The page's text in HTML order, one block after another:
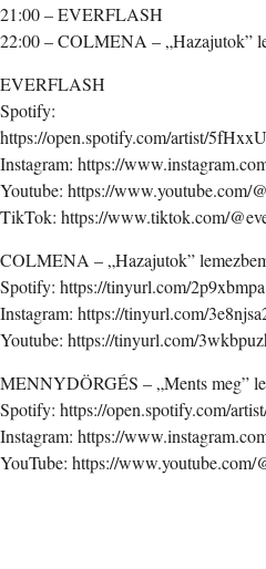
21:00 – EVERFLASH
22:00 – COLMENA – „Hazajutok”
EVERFLASH
Spotify:
https://open.spotify.com/artist/
Instagram: https://
Youtube: https://www.youtube.com/
TikTok: https://www.tiktok.com/
COLMENA – „Hazajutok”
Spotify: https://tinyurl.com/2p9xbmpa
Instagram: https://tinyurl.com/
Youtube: https://tinyurl.com/
MENNYDÖRGÉS – „Ments meg”
Spotify: https://open.spotify.com/
Instagram: https://
YouTube: https://www.youtube.com/